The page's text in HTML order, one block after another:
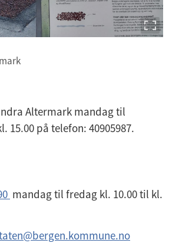
Altermark mandag til
15.00 på telefon: 40905987.
mandag til fredag kl. 10.00 til kl.